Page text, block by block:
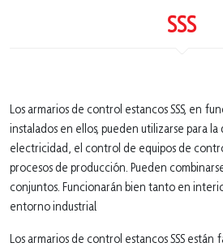
SSS
Los armarios de control estancos SSS, en
instalados en ellos, pueden utilizarse para
electricidad, el control de equipos de
procesos de producción. Pueden
conjuntos. Funcionarán bien tanto en
entorno industrial.
Los armarios de control estancos SSS están